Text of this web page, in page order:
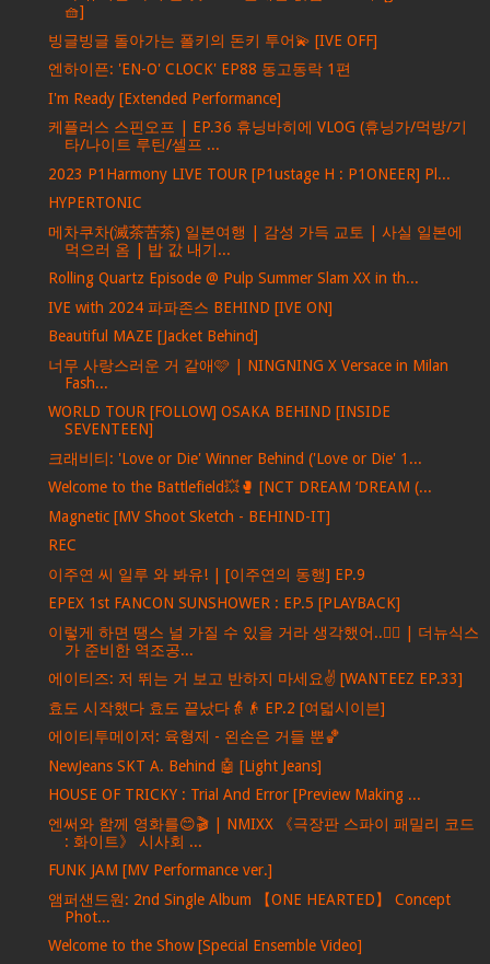
🧺]
빙글빙글 돌아가는 폴키의 돈키 투어💫 [IVE OFF]
엔하이픈: 'EN-O' CLOCK' EP88 동고동락 1편
I'm Ready [Extended Performance]
케플러스 스핀오프 | EP.36 휴닝바히에 VLOG (휴닝가/먹방/기
타/나이트 루틴/셀프 ...
2023 P1Harmony LIVE TOUR [P1ustage H : P1ONEER] Pl...
HYPERTONIC
메차쿠차(滅茶苦茶) 일본여행 | 감성 가득 교토 | 사실 일본에
먹으러 옴 | 밥 값 내기...
Rolling Quartz Episode @ Pulp Summer Slam XX in th...
IVE with 2024 파파존스 BEHIND [IVE ON]
Beautiful MAZE [Jacket Behind]
너무 사랑스러운 거 같애🩷 | NINGNING X Versace in Milan
Fash...
WORLD TOUR [FOLLOW] OSAKA BEHIND [INSIDE
SEVENTEEN]
크래비티: 'Love or Die' Winner Behind ('Love or Die' 1...
Welcome to the Battlefield💥🥊 [NCT DREAM ‘DREAM (...
Magnetic [MV Shoot Sketch - BEHIND-IT]
REC
이주연 씨 일루 와 봐유! | [이주연의 동행] EP.9
EPEX 1st FANCON SUNSHOWER : EP.5 [PLAYBACK]
이렇게 하면 땡스 널 가질 수 있을 거라 생각했어..❤️‍🔥 | 더뉴식스
가 준비한 역조공...
에이티즈: 저 뛰는 거 보고 반하지 마세요✌ [WANTEEZ EP.33]
효도 시작했다 효도 끝났다👵👴 EP.2 [여덟시이븐]
에이티투메이저: 육형제 - 왼손은 거들 뿐🏀
NewJeans SKT A. Behind 🤖 [Light Jeans]
HOUSE OF TRICKY : Trial And Error [Preview Making ...
엔써와 함께 영화를😊🎬 | NMIXX 《극장판 스파이 패밀리 코드
: 화이트》 시사회 ...
FUNK JAM [MV Performance ver.]
앰퍼샌드원: 2nd Single Album 【ONE HEARTED】 Concept
Phot...
Welcome to the Show [Special Ensemble Video]